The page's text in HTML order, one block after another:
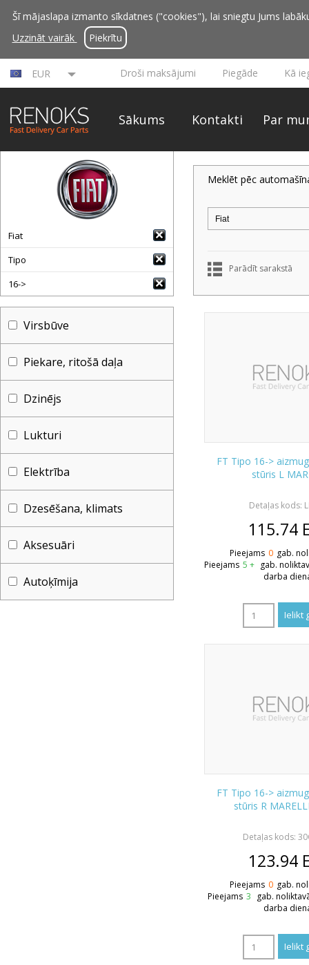
Šī mājaslapa izmanto sīkdatnes ("cookies"), lai sniegtu Jums
Uzzināt vairāk
Piekrītu
EUR Droši maksājumi Piegāde Kā
Sākums Kontakti Par
Fiat
Tipo
16->
Virsbūve
Piekare, ritošā daļa
Dzinējs
Lukturi
Elektrība
Dzesēšana, klimats
Aksesuāri
Autoķīmija
Meklēt pēc
Parādīt sarakstā
FT Tipo 16->
stūris L
Detaļas kods:
115.74
Pieejams 0 gab.
Pieejams 5 + gab.
darba
FT Tipo 16->
stūris R
Detaļas kods:
123.94
Pieejams 0 gab.
Pieejams 3
gab.
darba